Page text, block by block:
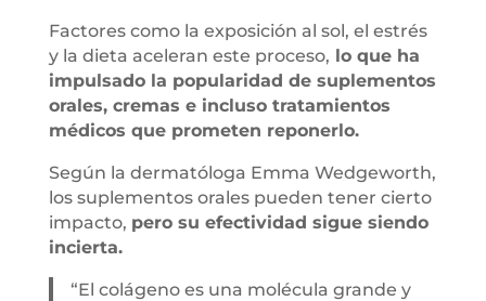
Factores como la exposición al sol, el estrés
y la dieta aceleran este proceso, lo que ha
impulsado la popularidad de suplementos
orales, cremas e incluso tratamientos
médicos que prometen reponerlo.
Según la dermatóloga Emma Wedgeworth,
los suplementos orales pueden tener cierto
impacto, pero su efectividad sigue siendo
incierta.
“El colágeno es una molécula grande y